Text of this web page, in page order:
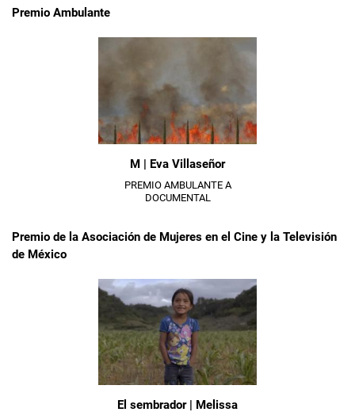
Premio Ambulante
M | Eva Villaseñor
PREMIO AMBULANTE A
DOCUMENTAL
Premio de la Asociación de Mujeres en el Cine y la Televisión
de México
El sembrador | Melissa